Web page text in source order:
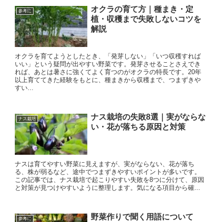
参考に
オクラの育て方｜種まき・定
植・収穫まで失敗しないコツを
解説
オクラを育てようとしたとき、「発芽しない」「いつ収穫すれば
いい」という疑問が出やすい野菜です。発芽させることさえでき
れば、あとは暑さに強くてよく育つのがオクラの特長です。20年
以上育ててきた経験をもとに、種まきから収穫まで、つまずきや
すい...
ナス栽培
ナス栽培の失敗8選｜実がならな
い・花が落ちる原因と対策
ナスは育てやすい野菜に見えますが、実がならない、花が落ち
る、株が弱るなど、途中でつまずきやすいポイントが多いです。
この記事では、ナス栽培で起こりやすい失敗を8つに分けて、原因
と対策が見つけやすいように整理します。気になる項目から確...
参考に 野菜作りで聞く用語について